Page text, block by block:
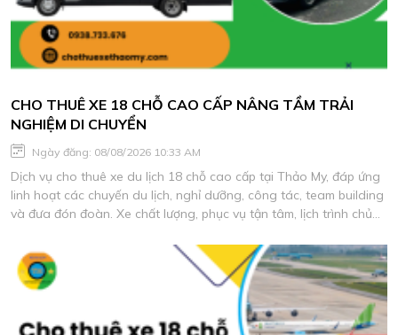
CHO THUÊ XE 18 CHỖ CAO CẤP NÂNG TẦM TRẢI
NGHIỆM DI CHUYỂN
Ngày đăng: 08/08/2026 10:33 AM
Dịch vụ cho thuê xe du lịch 18 chỗ cao cấp tại Thảo My, đáp ứng
linh hoạt các chuyến du lịch, nghỉ dưỡng, công tác, team building
và đưa đón đoàn. Xe chất lượng, phục vụ tận tâm, lịch trình chủ